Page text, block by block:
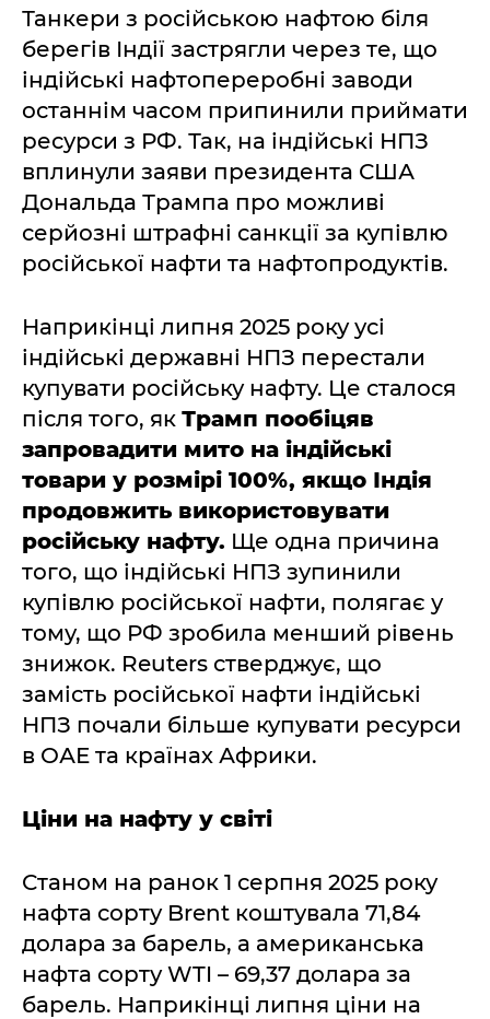
Танкери з російською нафтою біля
берегів Індії застрягли через те, що
індійські нафтопереробні заводи
останнім часом припинили приймати
ресурси з РФ. Так, на індійські НПЗ
вплинули заяви президента США
Дональда Трампа про можливі
серйозні штрафні санкції за купівлю
російської нафти та нафтопродуктів.
Наприкінці липня 2025 року усі
індійські державні НПЗ перестали
купувати російську нафту. Це сталося
після того, як Трамп пообіцяв
запровадити мито на індійські
товари у розмірі 100%, якщо Індія
продовжить використовувати
російську нафту. Ще одна причина
того, що індійські НПЗ зупинили
купівлю російської нафти, полягає у
тому, що РФ зробила менший рівень
знижок. Reuters стверджує, що
замість російської нафти індійські
НПЗ почали більше купувати ресурси
в ОАЕ та країнах Африки.
Ціни на нафту у світі
Станом на ранок 1 серпня 2025 року
нафта сорту Brent коштувала 71,84
долара за барель, а американська
нафта сорту WTI – 69,37 долара за
барель. Наприкінці липня ціни на